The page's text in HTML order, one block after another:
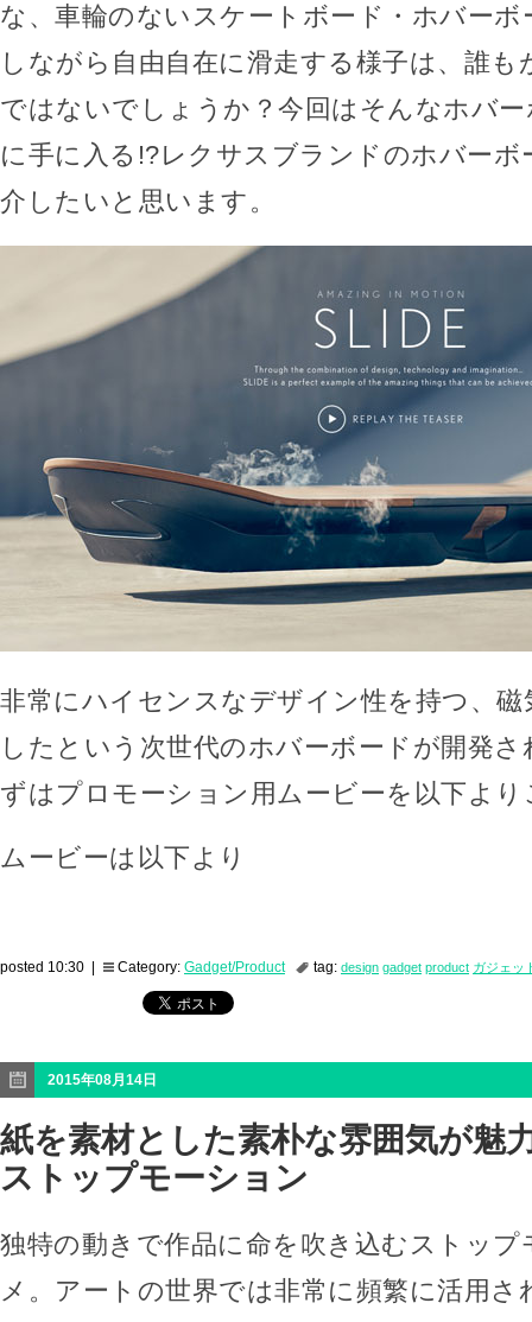
な、車輪のないスケートボード・ホバーボ
しながら自由自在に滑走する様子は、誰も
ではないでしょうか？今回はそんなホバ
に手に入る!?レクサスブランドのホバーボ
介したいと思います。
非常にハイセンスなデザイン性を持つ、磁
したという次世代のホバーボードが開発
ずはプロモーション用ムービーを以下よ
ムービーは以下より
posted 10:30 | Category: Gadget/Product tag: design gadget product ガジェッ
2015年08月14日
紙を素材とした素朴な雰囲気が魅
ストップモーション
独特の動きで作品に命を吹き込むストップ
メ。アートの世界では非常に頻繁に活用